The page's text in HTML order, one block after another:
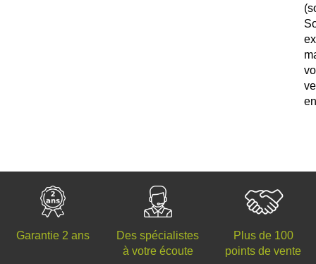
Garantie 2 ans
Des spécialistes
à votre écoute
Plus de 100
points de vente